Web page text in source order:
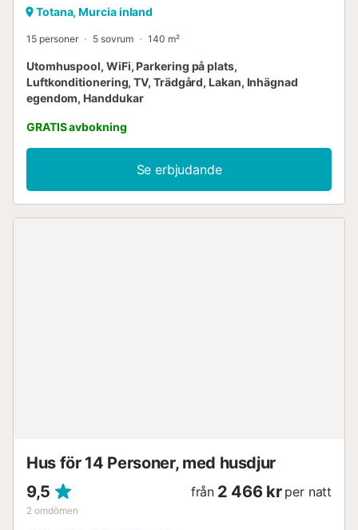
Totana, Murcia inland
15 personer 5 sovrum 140 m²
Utomhuspool, WiFi, Parkering på plats,
Luftkonditionering, TV, Trädgård, Lakan, Inhägnad
egendom, Handdukar
GRATIS avbokning
Se erbjudande
Hus för 14 Personer, med husdjur
9,5
2 omdömen
från 2 466 kr per natt